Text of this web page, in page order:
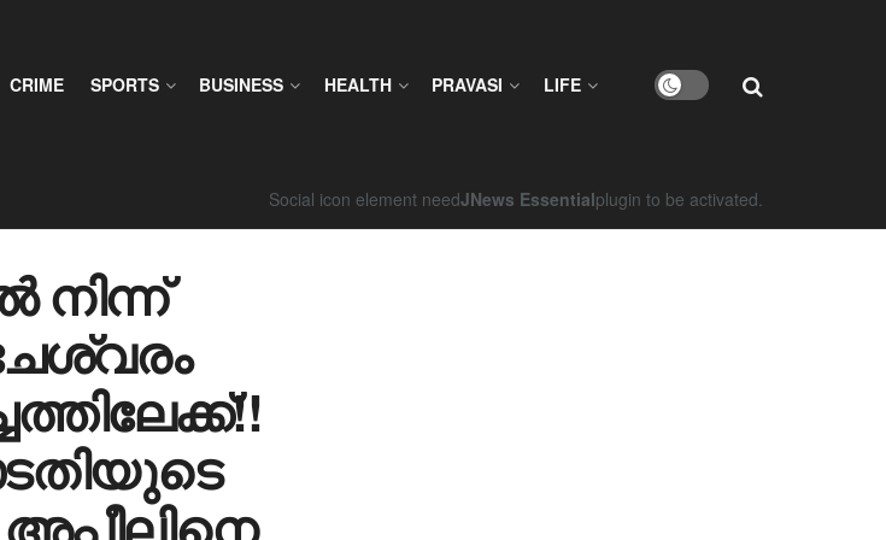
CRIME SPORTS BUSINESS HEALTH PRAVASI LIFE
Social icon element needJNews Essentialplugin to be activated.
നിന്ന്